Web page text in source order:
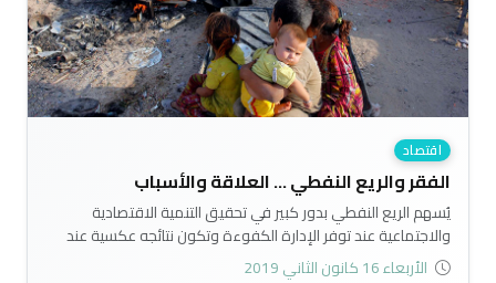
اقتصاد
الفقر والريع النفطي ... العلاقة والأسباب
يُسهم الريع النفطي بدور كبير في تحقيق التنمية الاقتصادية
والاجتماعية عند توفر الإدارة الكفوءة وتكون نتائجه عكسية عند
غياب الادارة الكفوءة فتكون النتيجة ارتفاع حجم الفقر..
الأربعاء 16 كانون الثاني 2019